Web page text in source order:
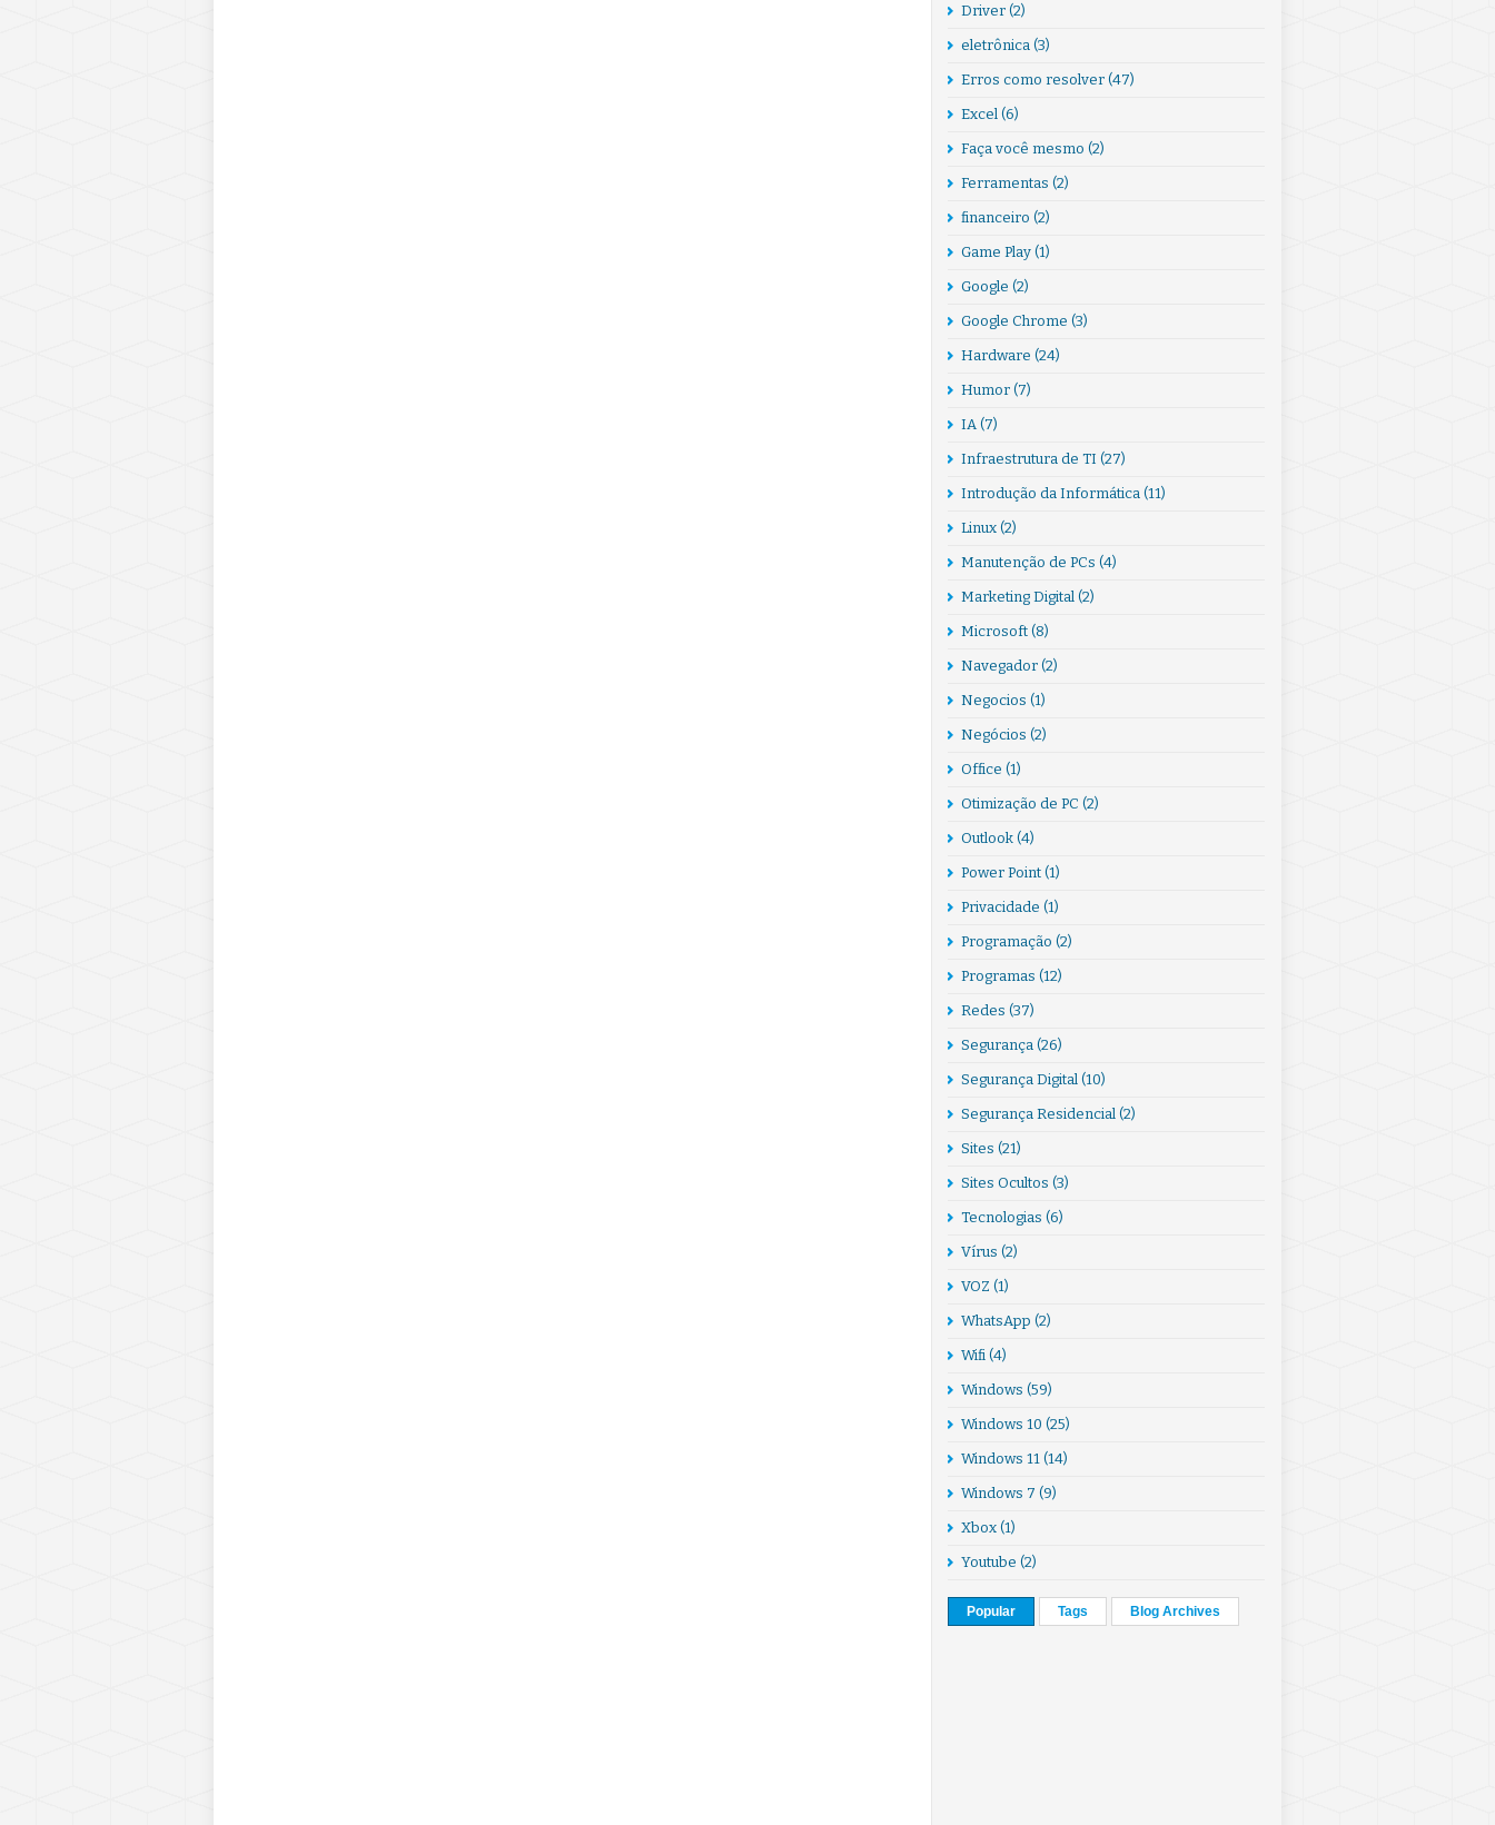
Driver (2)
eletrônica (3)
Erros como resolver (47)
Excel (6)
Faça você mesmo (2)
Ferramentas (2)
financeiro (2)
Game Play (1)
Google (2)
Google Chrome (3)
Hardware (24)
Humor (7)
IA (7)
Infraestrutura de TI (27)
Introdução da Informática (11)
Linux (2)
Manutenção de PCs (4)
Marketing Digital (2)
Microsoft (8)
Navegador (2)
Negocios (1)
Negócios (2)
Office (1)
Otimização de PC (2)
Outlook (4)
Power Point (1)
Privacidade (1)
Programação (2)
Programas (12)
Redes (37)
Segurança (26)
Segurança Digital (10)
Segurança Residencial (2)
Sites (21)
Sites Ocultos (3)
Tecnologias (6)
Vírus (2)
VOZ (1)
WhatsApp (2)
Wifi (4)
Windows (59)
Windows 10 (25)
Windows 11 (14)
Windows 7 (9)
Xbox (1)
Youtube (2)
Popular Tags Blog Archives